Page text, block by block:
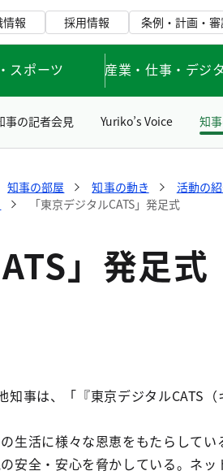
報 採用情報 条例・計画・
スポーツ 産業・仕事・デジ
事の記者会見 Yuriko’s Voice 知
知事の部屋 知事の動き 活動の
「東京デジタルCATS」発足式
」発足式
事は、「『東京デジタルCATS（
生活に様々な恩恵をもたらしてい
安全・安心を脅かしている。ネッ